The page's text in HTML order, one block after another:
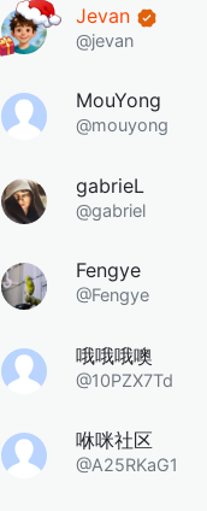
Jevan
@jevan
MouYong
@mouyong
gabrieL
@gabriel
Fengye
@Fengye
哦哦哦噢
@10PZX7Td
咻咪社区
@A25RKaG1